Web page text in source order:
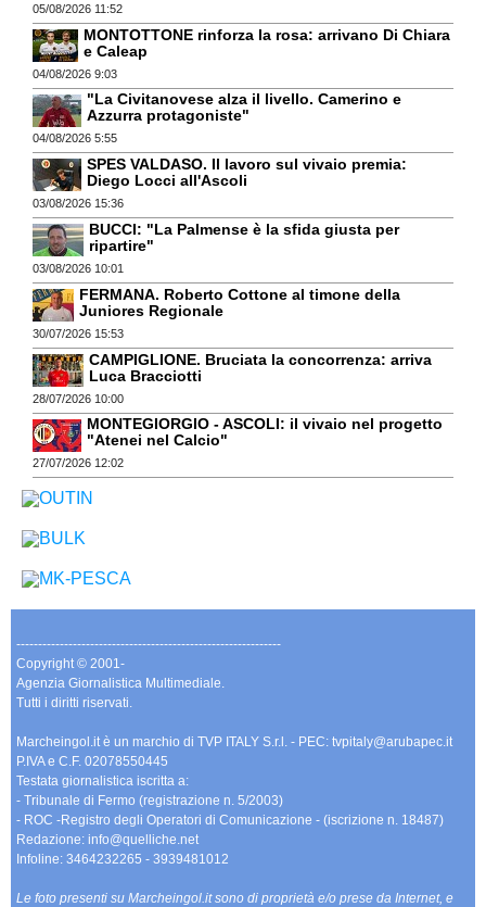
05/08/2026 11:52
MONTOTTONE rinforza la rosa: arrivano Di Chiara
e Caleap
04/08/2026 9:03
"La Civitanovese alza il livello. Camerino e
Azzurra protagoniste"
04/08/2026 5:55
SPES VALDASO. Il lavoro sul vivaio premia:
Diego Locci all'Ascoli
03/08/2026 15:36
BUCCI: "La Palmense è la sfida giusta per
ripartire"
03/08/2026 10:01
FERMANA. Roberto Cottone al timone della
Juniores Regionale
30/07/2026 15:53
CAMPIGLIONE. Bruciata la concorrenza: arriva
Luca Bracciotti
28/07/2026 10:00
MONTEGIORGIO - ASCOLI: il vivaio nel progetto
"Atenei nel Calcio"
27/07/2026 12:02
-------------------------------------------------------------
Copyright © 2001-
Agenzia Giornalistica Multimediale.
Tutti i diritti riservati.
Marcheingol.it è un marchio di TVP ITALY S.r.l. - PEC: tvpitaly@arubapec.it
P.IVA e C.F. 02078550445
Testata giornalistica iscritta a:
- Tribunale di Fermo (registrazione n. 5/2003)
- ROC -Registro degli Operatori di Comunicazione - (iscrizione n. 18487)
Redazione: info@quelliche.net
Infoline: 3464232265 - 3939481012
Le foto presenti su Marcheingol.it sono di proprietà e/o prese da Internet, e